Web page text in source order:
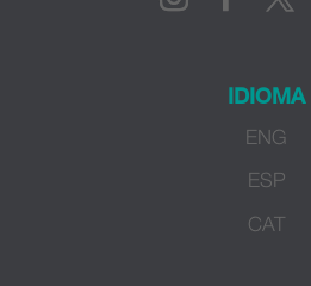
IDIOMA
ENG
ESP
CAT